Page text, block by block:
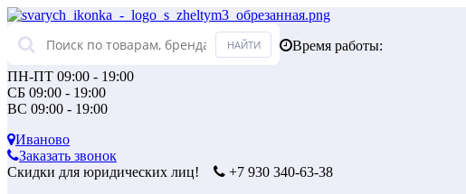
Время работы:
ПН-ПТ 09:00 - 19:00
СБ 09:00 - 19:00
ВС 09:00 - 19:00
Иваново
Заказать звонок
Скидки для юридических лиц!
+7 930 340-63-38